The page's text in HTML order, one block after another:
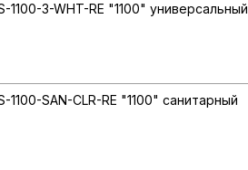
3-WHT-RE "1100" универсальный
SAN-CLR-RE "1100" санитарный